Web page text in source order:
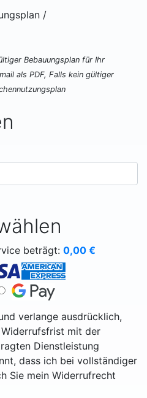
/
Bebauungsplan für Ihr
als PDF, Falls kein gültiger
beträgt: 0,00 €
verlange ausdrücklich,
mit der
Dienstleistung
dass ich bei vollständiger
Sie mein Widerrufrecht